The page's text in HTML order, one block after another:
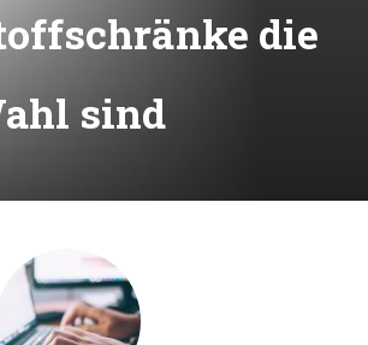
die
sind